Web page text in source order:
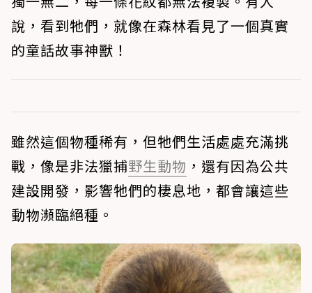
說，看到牠們，就像在森林看見了一個真實
的童話故事神獸！
雖然這個物種稀有，但牠們生活處處充滿挑
戰，像是非法獵捕野生動物 ，還有因為公共
建設開發，影響牠們的棲息地，都會讓這些
動物瀕臨絕種。